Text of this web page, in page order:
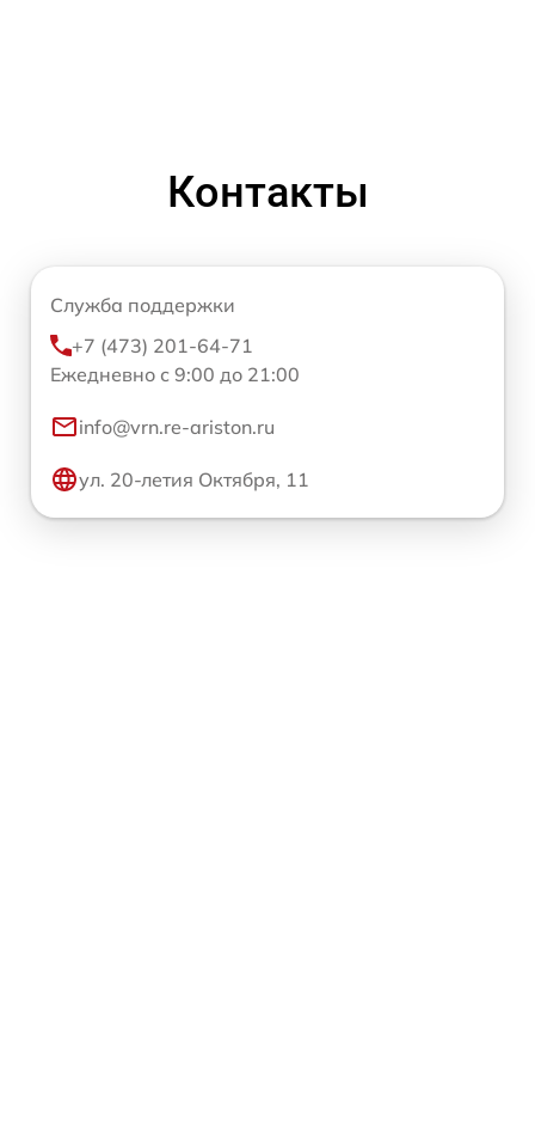
Контакты
Служба поддержки
+7 (473) 201-64-71
Ежедневно с 9:00 до 21:00
info@vrn.re-ariston.ru
ул. 20-летия Октября, 11